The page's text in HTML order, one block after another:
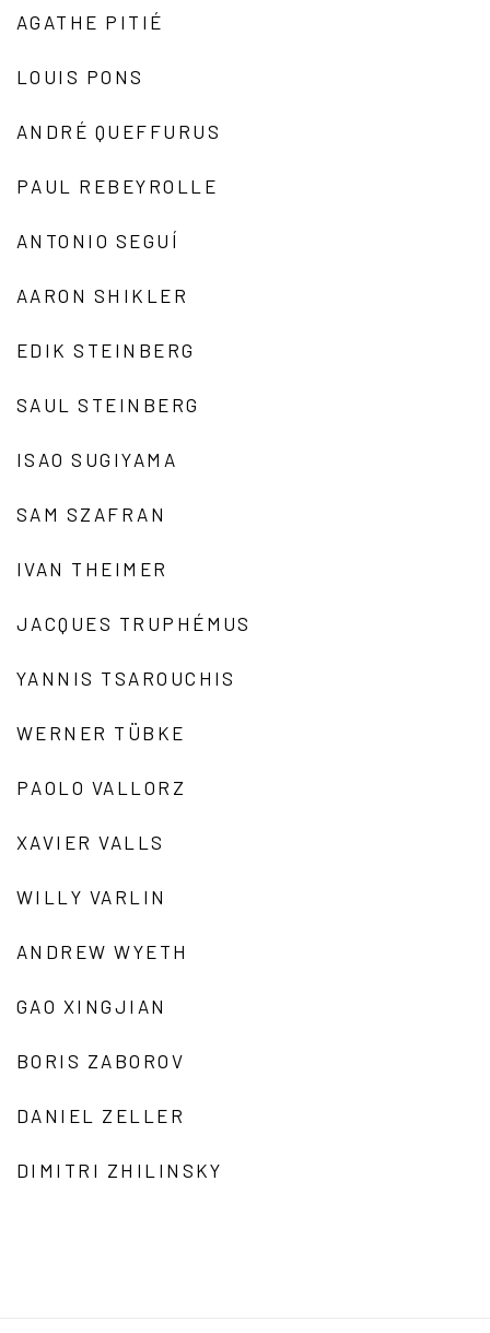
AGATHE PITIÉ
LOUIS PONS
ANDRÉ QUEFFURUS
PAUL REBEYROLLE
ANTONIO SEGUÍ
AARON SHIKLER
EDIK STEINBERG
SAUL STEINBERG
ISAO SUGIYAMA
SAM SZAFRAN
IVAN THEIMER
JACQUES TRUPHÉMUS
YANNIS TSAROUCHIS
WERNER TÜBKE
PAOLO VALLORZ
XAVIER VALLS
WILLY VARLIN
ANDREW WYETH
GAO XINGJIAN
BORIS ZABOROV
DANIEL ZELLER
DIMITRI ZHILINSKY